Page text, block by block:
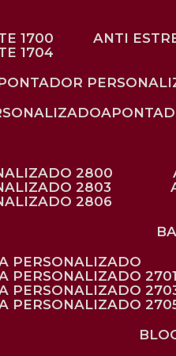
1700
ANTI
1704
2800
2803
2806
PERSONALIZADO
PERSONALIZADO 2701
PERSONALIZADO
PERSONALIZADO